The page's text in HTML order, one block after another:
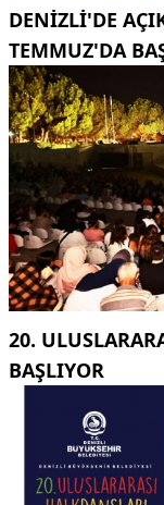
DENİZLİ'DE
TEMMUZ'DA
20.
BAŞLIYOR